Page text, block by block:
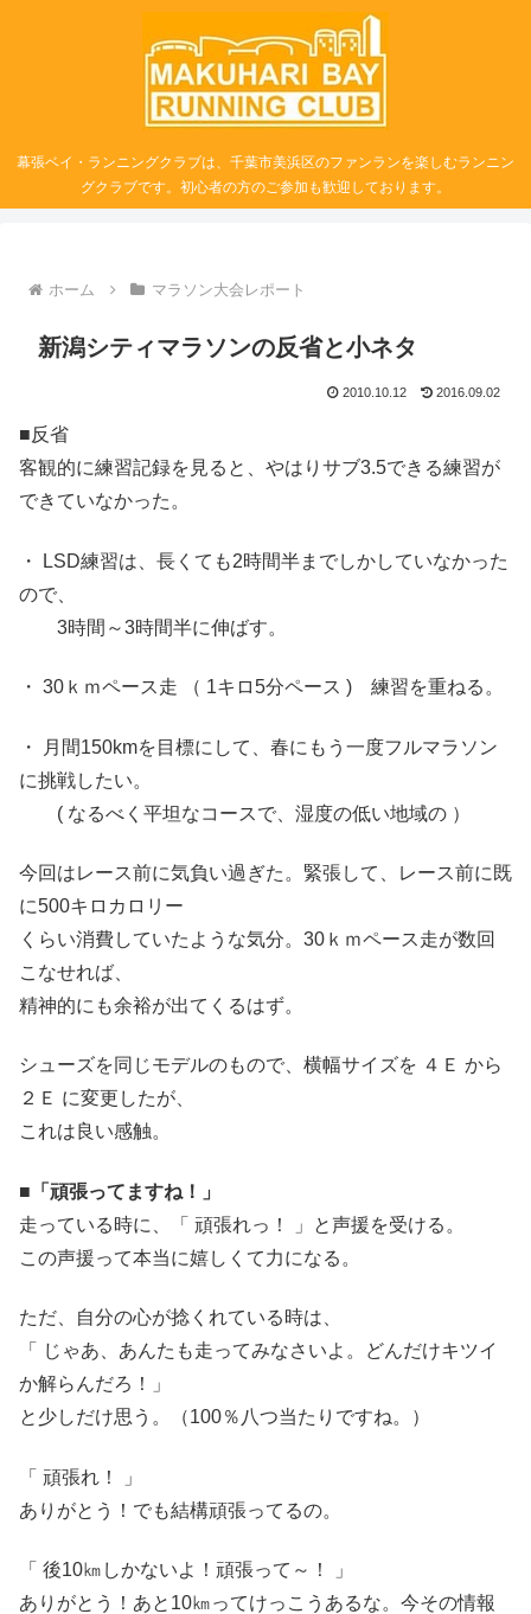
幕張ベイ・ランニングクラブは、千葉市美浜区のファンランを楽しむランニン
グクラブです。初心者の方のご参加も歓迎しております。
ホーム マラソン大会レポート
新潟シティマラソンの反省と小ネタ
2010.10.12 2016.09.02
■反省
客観的に練習記録を見ると、やはりサブ3.5できる練習が
できていなかった。
・ LSD練習は、長くても2時間半までしかしていなかった
ので、
3時間～3時間半に伸ばす。
・ 30ｋｍペース走 （ 1キロ5分ペース ) 練習を重ねる。
・ 月間150kmを目標にして、春にもう一度フルマラソン
に挑戦したい。
( なるべく平坦なコースで、湿度の低い地域の ）
今回はレース前に気負い過ぎた。緊張して、レース前に既
に500キロカロリー
くらい消費していたような気分。30ｋｍペース走が数回
こなせれば、
精神的にも余裕が出てくるはず。
シューズを同じモデルのもので、横幅サイズを ４Ｅ から
２Ｅ に変更したが、
これは良い感触。
■「頑張ってますね！」
走っている時に、「 頑張れっ！ 」と声援を受ける。
この声援って本当に嬉しくて力になる。
ただ、自分の心が捻くれている時は、
「 じゃあ、あんたも走ってみなさいよ。どんだけキツイ
か解らんだろ！」
と少しだけ思う。（100％八つ当たりですね。）
「 頑張れ！ 」
ありがとう！でも結構頑張ってるの。
「 後10㎞しかないよ！頑張って～！ 」
ありがとう！あと10㎞ってけっこうあるな。今その情報